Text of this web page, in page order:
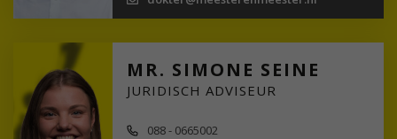
MR. SIMONE SEINE
JURIDISCH ADVISEUR
088 - 0665002